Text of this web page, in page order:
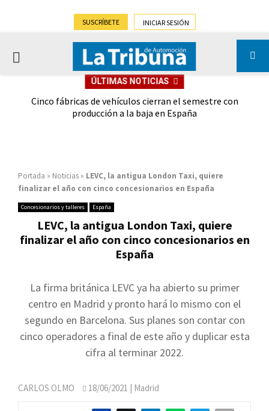
SUSCRÍBETE INICIAR SESIÓN
PRIMARY
ÚLTIMAS NOTICIAS
Cinco fábricas de vehículos cierran el semestre con
producción a la baja en España
Portada » Noticias » LEVC, la antigua London Taxi, quiere
finalizar el año con cinco concesionarios en España
Concesionarios y talleres España
LEVC, la antigua London Taxi, quiere
finalizar el año con cinco concesionarios en
España
La firma británica LEVC ya ha abierto su primer
centro en Madrid y pronto hará lo mismo con el
segundo en Barcelona. Sus planes son contar con
cinco operadores a final de este año y duplicar esta
cifra al terminar 2022.
CARLOS OLMO 18/06/2021 | Madrid